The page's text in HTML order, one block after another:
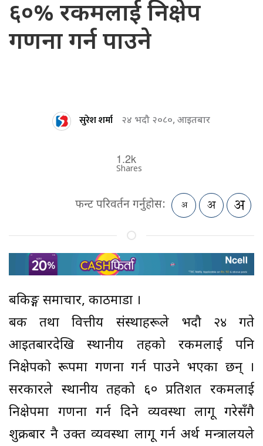
६०% रकमलाई निक्षेप
गणना गर्न पाउने
सुरेश शर्मा २४ भदौ २०८०, आइतबार
1.2k
Shares
फन्ट परिवर्तन गर्नुहोस:
बैंकिङ्ग समाचार, काठमाडौं ।
बैंक तथा वित्तीय संस्थाहरूले भदौ २४ गते
आइतबारदेखि स्थानीय तहको रकमलाई पनि
निक्षेपको रूपमा गणना गर्न पाउने भएका छन् ।
सरकारले स्थानीय तहको ६० प्रतिशत रकमलाई
निक्षेपमा गणना गर्न दिने व्यवस्था लागू गरेसँगै
शुक्रबार नै उक्त व्यवस्था लागू गर्न अर्थ मन्त्रालयले